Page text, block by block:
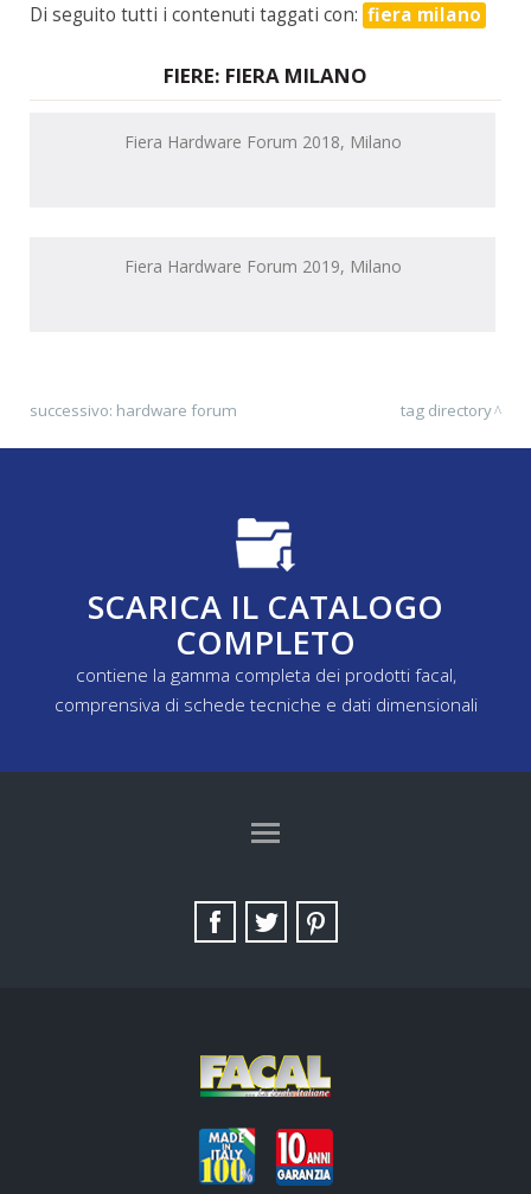
Di seguito tutti i contenuti taggati con: fiera milano
FIERE: FIERA MILANO
Fiera Hardware Forum 2018, Milano
Fiera Hardware Forum 2019, Milano
successivo: hardware forum tag directory
SCARICA IL CATALOGO
COMPLETO
contiene la gamma completa dei prodotti facal,
comprensiva di schede tecniche e dati dimensionali
SITE MAP